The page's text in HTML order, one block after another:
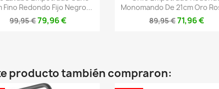
Fino Redondo Fijo Negro...
99,95 €79,96 €
Monomando De 21cm Oro
89,95 €71,96 €
producto también compraron: